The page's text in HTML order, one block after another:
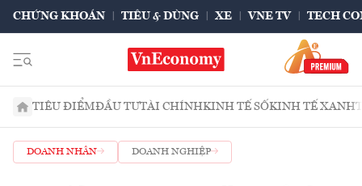
CHỨNG KHOÁN TIÊU & DÙNG XE VNE TV TECH
TIÊU ĐIỂMĐẦU TƯTÀI CHÍNHKINH TẾ SỐKINH TẾ XANH
DOANH NHÂN DOANH NGHIỆP